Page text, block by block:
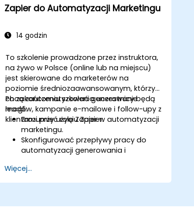
Zapier do Automatyzacji Marketingu
14 godzin
To szkolenie prowadzone przez instruktora,
na żywo w Polsce (online lub na miejscu)
jest skierowane do marketerów na
poziomie średniozaawansowanym, którzy
chcą zautomatyzować generowanie
leadów, kampanie e-mailowe i follow-upy z
klientami przy użyciu Zapier.
Po zakończeniu szkolenia uczestnicy będą
mogli:
Zrozumieć rolę Zapier w automatyzacji
marketingu.
Skonfigurować przepływy pracy do
automatyzacji generowania i
Integrować narzędzia marketingowe,
takie jak CRM, platformy e-mailowe i
Więcej...